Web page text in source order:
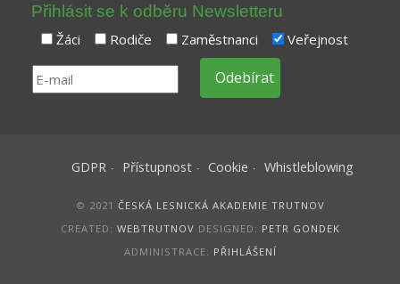
Přihlásit se k odběru Newsletteru
Žáci Rodiče Zaměstnanci Veřejnost
GDPR Přístupnost Cookie Whistleblowing
© 2021 ČESKÁ LESNICKÁ AKADEMIE TRUTNOV
CREATED: WEBTRUTNOV DESIGNED: PETR GONDEK
ADMINISTRACE: PŘIHLÁŠENÍ